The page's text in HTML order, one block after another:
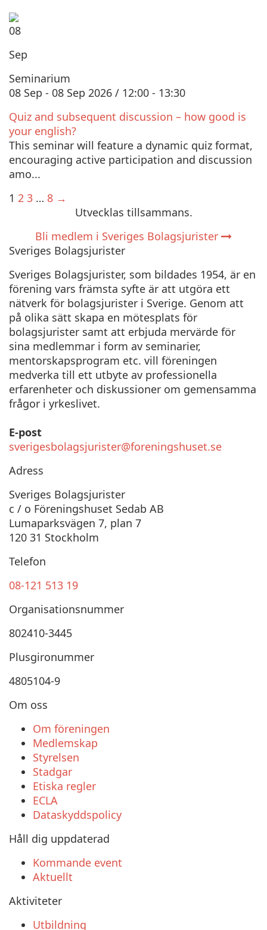
08
Sep
Seminarium
08 Sep - 08 Sep 2026 / 12:00 - 13:30
Quiz and subsequent discussion – how good is
your english?
This seminar will feature a dynamic quiz format,
encouraging active participation and discussion
amo...
1 2 3 … 8 →
Utvecklas tillsammans.
Bli medlem i Sveriges Bolagsjurister
Sveriges Bolagsjurister
Sveriges Bolagsjurister, som bildades 1954, är en
förening vars främsta syfte är att utgöra ett
nätverk för bolagsjurister i Sverige. Genom att
på olika sätt skapa en mötesplats för
bolagsjurister samt att erbjuda mervärde för
sina medlemmar i form av seminarier,
mentorskapsprogram etc. vill föreningen
medverka till ett utbyte av professionella
erfarenheter och diskussioner om gemensamma
frågor i yrkeslivet.
E-post
sverigesbolagsjurister@foreningshuset.se
Adress
Sveriges Bolagsjurister
c / o Föreningshuset Sedab AB
Lumaparksvägen 7, plan 7
120 31 Stockholm
Telefon
08-121 513 19
Organisationsnummer
802410-3445
Plusgironummer
4805104-9
Om oss
Om föreningen
Medlemskap
Styrelsen
Stadgar
Etiska regler
ECLA
Dataskyddspolicy
Håll dig uppdaterad
Kommande event
Aktuellt
Aktiviteter
Utbildning